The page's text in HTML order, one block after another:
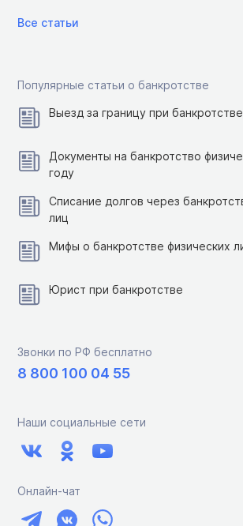
Все статьи
Популярные статьи о банкротстве
Выезд за границу при банкротстве
Документы на банкротство
году
Списание долгов через
лиц
Мифы о банкротстве физических
Юрист при банкротстве
Звонки по РФ бесплатно
8 800 100 04 55
Наши социальные сети
Онлайн-чат